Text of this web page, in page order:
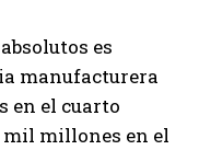
es
manufacturera
en el cuarto
mil millones en el